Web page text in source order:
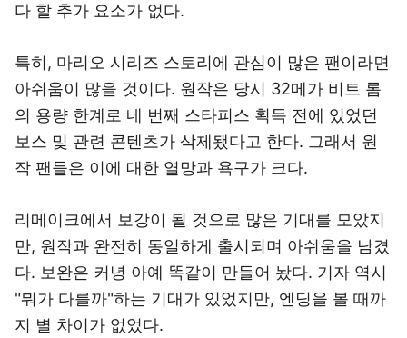
다 할 추가 요소가 없다.
특히, 마리오 시리즈 스토리에 관심이 많은 팬이라면
아쉬움이 많을 것이다. 원작은 당시 32메가 비트 롬
의 용량 한계로 네 번째 스타피스 획득 전에 있었던
보스 및 관련 콘텐츠가 삭제됐다고 한다. 그래서 원
작 팬들은 이에 대한 열망과 욕구가 크다.
리메이크에서 보강이 될 것으로 많은 기대를 모았지
만, 원작과 완전히 동일하게 출시되며 아쉬움을 남겼
다. 보완은 커녕 아예 똑같이 만들어 놨다. 기자 역시
"뭐가 다를까"하는 기대가 있었지만, 엔딩을 볼 때까
지 별 차이가 없었다.